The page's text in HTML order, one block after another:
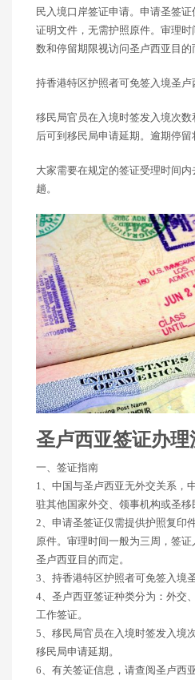
民入境口岸签证申请。申请圣签
证明文件，无需护照原件。审理
数和停留期限视访问圣卢西亚目的
持香港特区护照者可免签入境圣卢
移民局官员在入境时签发入境次
后可到移民局申请延期。逾期停留
大家需要在规定的签证受理时间
趟。
圣卢西亚签证办理
一、签证指南
1、中国与圣卢西亚无外交关系，
驻其他国家外交、领事机构或圣移
2、申请圣签证仅需提供护照复印
原件。审理时间一般为三周，签
圣卢西亚目的而定。
3、持香港特区护照者可免签入境
4、圣卢西亚签证种类分为：外交
工作签证。
5、移民局官员在入境时签发入境
移民局申请延期。
6、有关签证信息，请查阅圣卢西